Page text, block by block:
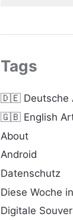
Tags
🇩🇪 Deutsche
🇬🇧 English
About
Android
Datenschutz
Diese Woche
Digitale